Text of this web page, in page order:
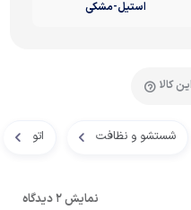
استیل-مشکی
کالا
شستشو و نظافت اتو
نمایش 2 دیدگاه